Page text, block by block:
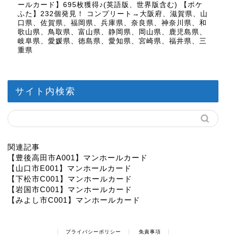
ールカード】695枚獲得♪(英語版、世界版含む) 【ポケ
ふた】232個発見！ コンプリート→大阪府、滋賀県、山
口県、佐賀県、福岡県、兵庫県、奈良県、神奈川県、和
歌山県、鳥取県、富山県、静岡県、岡山県、鹿児島県、
岐阜県、愛媛県、徳島県、愛知県、宮崎県、福井県、三
重県
サイト内検索
関連記事
【豊後高田市A001】マンホールカード
【山口市E001】マンホールカード
【下松市C001】マンホールカード
【岩国市C001】マンホールカード
【みよし市C001】マンホールカード
プライバシーポリシー 免責事項